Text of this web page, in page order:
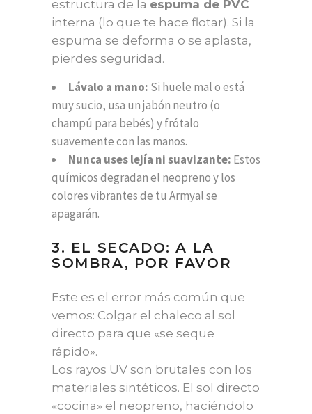
estructura de la espuma de PVC
interna (lo que te hace flotar). Si la
espuma se deforma o se aplasta,
pierdes seguridad.
Lávalo a mano: Si huele mal o está
muy sucio, usa un jabón neutro (o
champú para bebés) y frótalo
suavemente con las manos.
Nunca uses lejía ni suavizante: Estos
químicos degradan el neopreno y los
colores vibrantes de tu Armyal se
apagarán.
3. EL SECADO: A LA
SOMBRA, POR FAVOR
Este es el error más común que
vemos: Colgar el chaleco al sol
directo para que «se seque
rápido».
Los rayos UV son brutales con los
materiales sintéticos. El sol directo
«cocina» el neopreno, haciéndolo